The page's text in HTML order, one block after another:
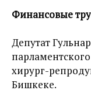
Финансовые
Депутат
хирург-
Бишкеке.